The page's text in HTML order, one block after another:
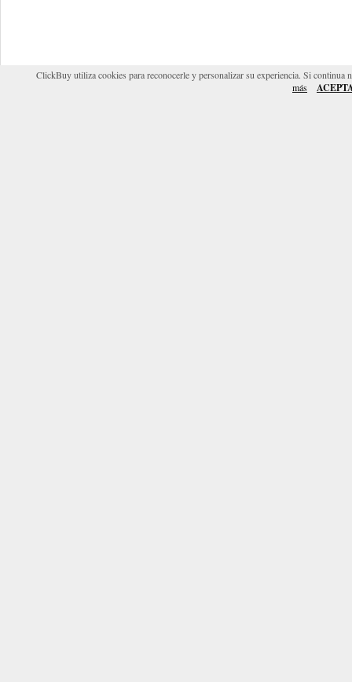
ClickBuy utiliza cookies para reconocerle y personalizar su experiencia. Si continua
más